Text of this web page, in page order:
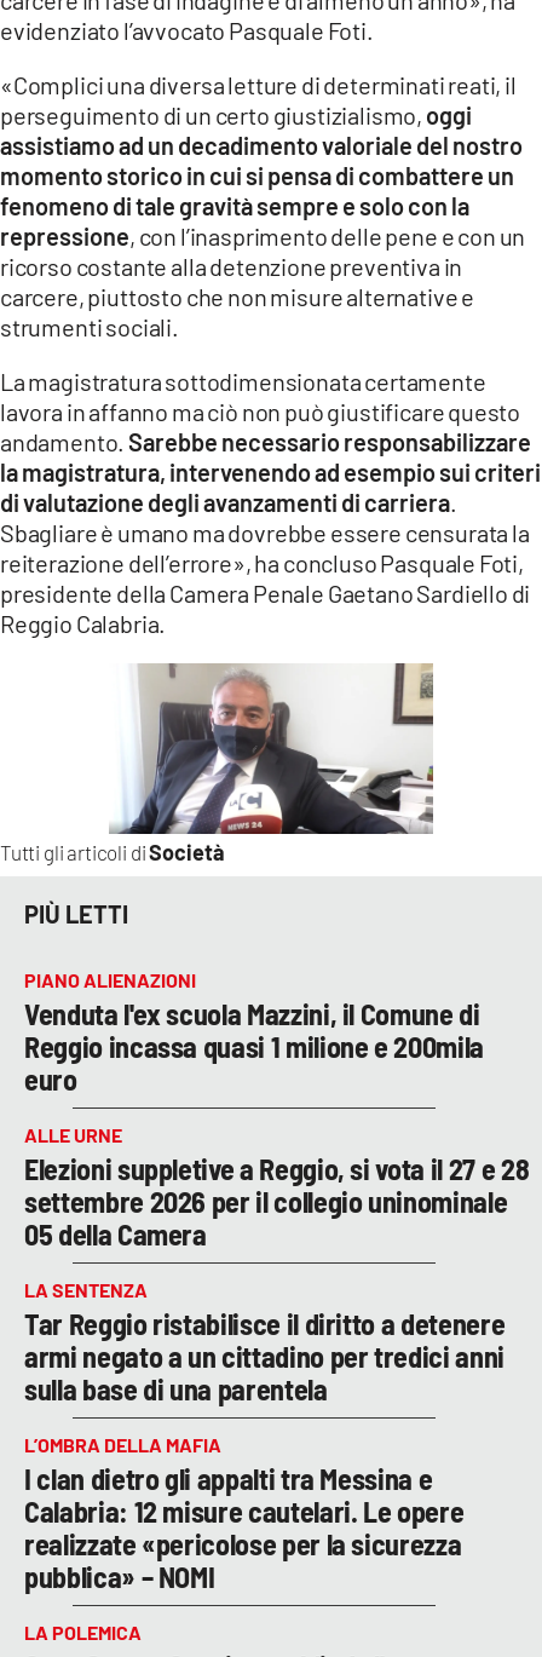
Tutti gli articoli diSocietà
evidenziato l’avvocato Pasquale Foti.
«Complici una diversa letture di determinati reati, il
perseguimento di un certo giustizialismo, oggi
assistiamo ad un decadimento valoriale del nostro
momento storico in cui si pensa di combattere un
fenomeno di tale gravità sempre e solo con la
repressione, con l’inasprimento delle pene e con un
ricorso costante alla detenzione preventiva in
carcere, piuttosto che non misure alternative e
strumenti sociali.
La magistratura sottodimensionata certamente
lavora in affanno ma ciò non può giustificare questo
andamento.Sarebbe necessario responsabilizzare
la magistratura, intervenendo ad esempio sui criteri
di valutazione degli avanzamenti di carriera
Sbagliare è umano ma dovrebbe essere censurata la
reiterazione dell’errore», ha concluso Pasquale Foti,
presidente della Camera Penale Gaetano Sardiello di
Reggio Calabria.
PIÙ LETTI
PIANO ALIENAZIONI
Venduta l'ex scuola Mazzini, il Comune di
Reggio incassa quasi 1 milione e 200mila
euro
ALLE URNE
Elezioni suppletive a Reggio, si vota il 27 e 28
settembre 2026 per il collegio uninominale
05 della Camera
LA SENTENZA
Tar Reggio ristabilisce il diritto a detenere
armi negato a un cittadino per tredici anni
sulla base di una parentela
L’OMBRA DELLA MAFIA
I clan dietro gli appalti tra Messina e
Calabria: 12 misure cautelari. Le opere
realizzate «pericolose per la sicurezza
pubblica» – NOMI
LA POLEMICA